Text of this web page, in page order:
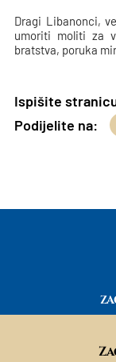
Dragi Libanonci,
umoriti moliti za
bratstva, poruka
Ispišite
Podijelite na: